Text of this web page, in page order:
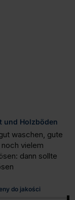
und Holzböden
waschen, gute
vielem
dann sollte
do jakości